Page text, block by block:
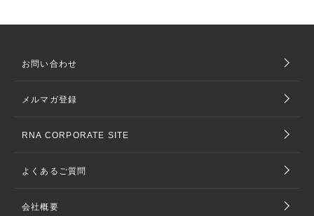
お問い合わせ
メルマガ登録
RNA CORPORATE SITE
よくあるご質問
会社概要